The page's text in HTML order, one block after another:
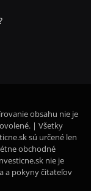
obsahu nie je
| Všetky
sú určené len
obchodné
nie je
a pokyny čitateľov